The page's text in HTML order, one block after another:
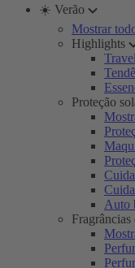
☀️ Verão
Mostrar
Highlights
Proteção
Auto
Fragrâncias